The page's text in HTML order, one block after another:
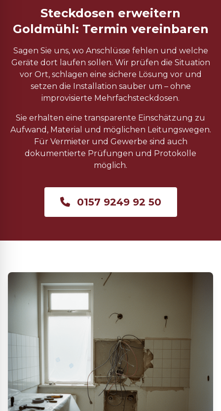
Steckdosen erweitern
Goldmühl: Termin vereinbaren
Sagen Sie uns, wo Anschlüsse fehlen und welche
Geräte dort laufen sollen. Wir prüfen die Situation
vor Ort, schlagen eine sichere Lösung vor und
setzen die Installation sauber um – ohne
improvisierte Mehrfachsteckdosen.
Sie erhalten eine transparente Einschätzung zu
Aufwand, Material und möglichen Leitungswegen.
Für Vermieter und Gewerbe sind auch
dokumentierte Prüfungen und Protokolle
möglich.
0157 9249 92 50